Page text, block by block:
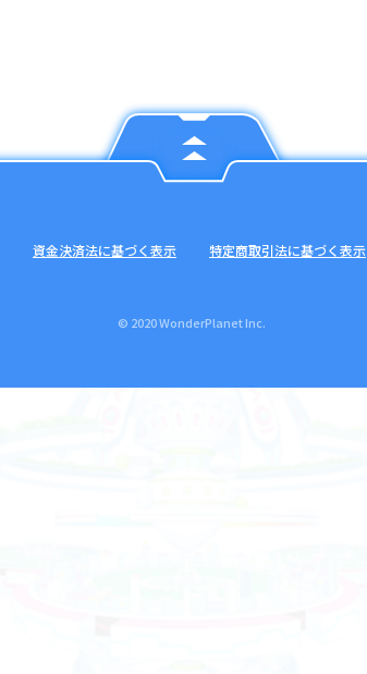
資金決済法に基づく表示 特定商取引法に基づく表示
© 2020 WonderPlanet Inc.